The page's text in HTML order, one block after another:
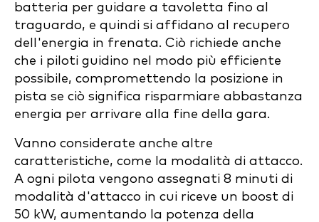
batteria per guidare a tavoletta fino al
traguardo, e quindi si affidano al recupero
dell'energia in frenata. Ciò richiede anche
che i piloti guidino nel modo più efficiente
possibile, compromettendo la posizione in
pista se ciò significa risparmiare abbastanza
energia per arrivare alla fine della gara.
Vanno considerate anche altre
caratteristiche, come la modalità di attacco.
A ogni pilota vengono assegnati 8 minuti di
modalità d'attacco in cui riceve un boost di
50 kW, aumentando la potenza della